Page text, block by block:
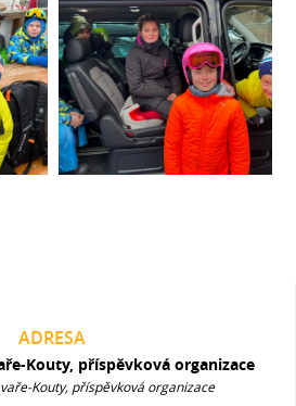
ADRESA
Kouty, příspěvková organizace
Kouty, příspěvková organizace